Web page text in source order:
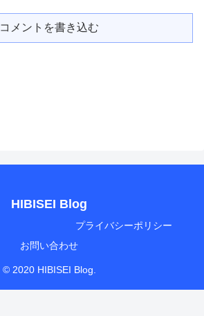
コメントを書き込む
HIBISEI Blog
プライバシーポリシー
お問い合わせ
© 2020 HIBISEI Blog.